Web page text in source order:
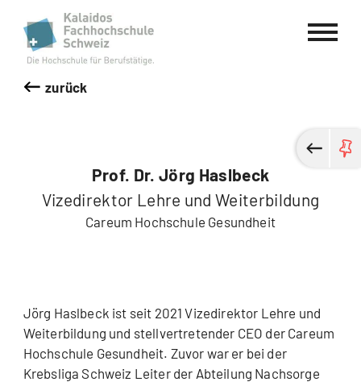
Kalaidos Fachhochschule Schweiz
zurück
Prof. Dr. Jörg Haslbeck
Vizedirektor Lehre und Weiterbildung
Careum Hochschule Gesundheit
Jörg Haslbeck ist seit 2021 Vizedirektor Lehre und
Weiterbildung und stellvertretender CEO der Careum
Hochschule Gesundheit. Zuvor war er bei der
Krebsliga Schweiz Leiter der Abteilung Nachsorge